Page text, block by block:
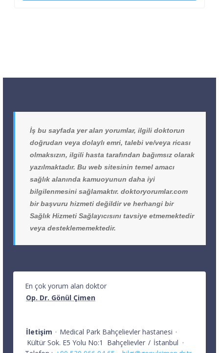
İş bu sayfada yer alan yorumlar, ilgili doktorun
doğrudan veya dolaylı emri, talebi ve/veya ricası
olmaksızın, ilgili hasta tarafından bağımsız olarak
yazılmaktadır. Bu web sitesinin temel amacı
sağlık alanında kamuoyunun daha iyi
bilgilenmesini sağlamaktır. doktoryorumlar.com
bir başvuru hizmeti değildir ve herhangi bir
Sağlık Hizmeti Sağlayıcısını tavsiye etmemektedir
veya desteklememektedir.
En çok yorum alan doktor
Op. Dr. Gönül Çimen
İletişim · Medical Park Bahçelievler hastanesi ·
Kültür Sok. E5 Yolu No:1
Bahçelievler / İstanbul ·